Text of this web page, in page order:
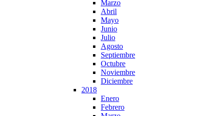
Marzo
Abril
Mayo
Junio
Julio
Agosto
Septiembre
Octubre
Noviembre
Diciembre
2018
Enero
Febrero